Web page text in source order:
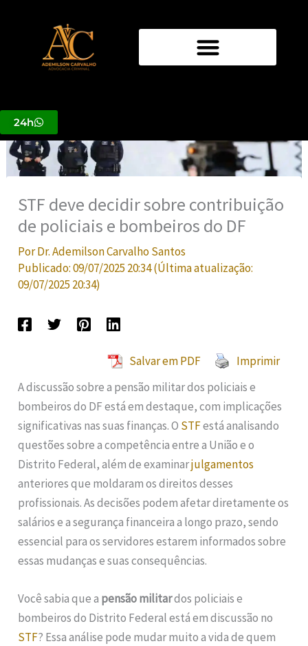
conteúdo
24h
STF deve decidir sobre contribuição
de policiais e bombeiros do DF
PorDr. Ademilson Carvalho Santos
Publicado:09/07/2025 20:34(Última atualização:
09/07/2025 20:34)
Salvar em PDF
Imprimir
A discussão sobre a pensão militar dos policiais e
bombeiros do DF está em destaque, com implicações
significativas nas suas finanças. O STFestá analisando
questões sobre a competência entre a União e o
Distrito Federal, além de examinarjulgamentos
anteriores que moldaram os direitos desses
profissionais. As decisões podem afetar diretamente os
salários e a segurança financeira a longo prazo, sendo
essencial para os servidores estarem informados sobre
essas mudanças e suas consequências.
Você sabia que a pensão militardos policiais e
bombeiros do Distrito Federal está em discussão no
STF? Essa análise pode mudar muito a vida de quem